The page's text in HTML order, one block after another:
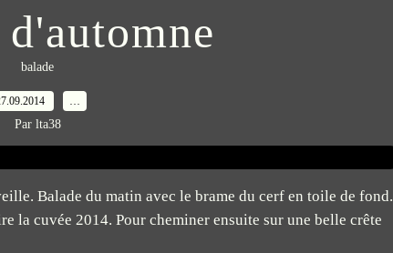
balade
…
Par lta38
Balade du matin avec le brame du cerf en toile de fond.
la cuvée 2014. Pour cheminer ensuite sur une belle crête